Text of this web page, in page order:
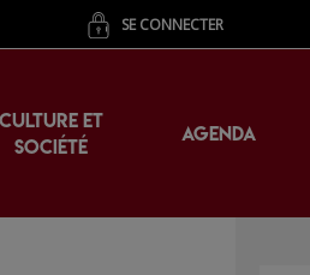
SE CONNECTER
CULTURE ET
SOCIÉTÉ
AGENDA